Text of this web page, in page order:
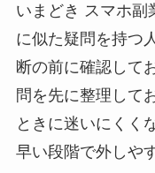
いまどき スマホ副
に似た疑問を持つ
断の前に確認して
問を先に整理して
ときに迷いにくく
早い段階で外しや